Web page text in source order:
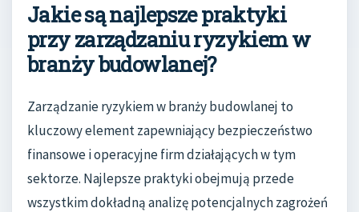
Jakie są najlepsze praktyki
przy zarządzaniu ryzykiem w
branży budowlanej?
Zarządzanie ryzykiem w branży budowlanej to
kluczowy element zapewniający bezpieczeństwo
finansowe i operacyjne firm działających w tym
sektorze. Najlepsze praktyki obejmują przede
wszystkim dokładną analizę potencjalnych zagrożeń